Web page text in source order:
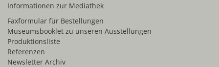
Informationen zur Mediathek
Faxformular für Bestellungen
Museumsbooklet zu unseren Ausstellungen
Produktionsliste
Referenzen
Newsletter Archiv